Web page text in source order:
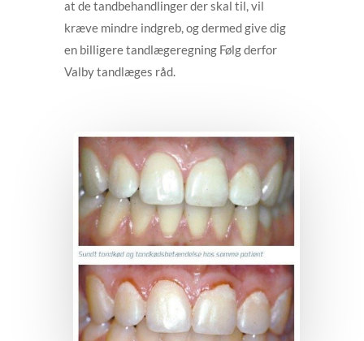
at de tandbehandlinger der skal til, vil
kræve mindre indgreb, og dermed give dig
en billigere tandlægeregning Følg derfor
Valby tandlæges råd.